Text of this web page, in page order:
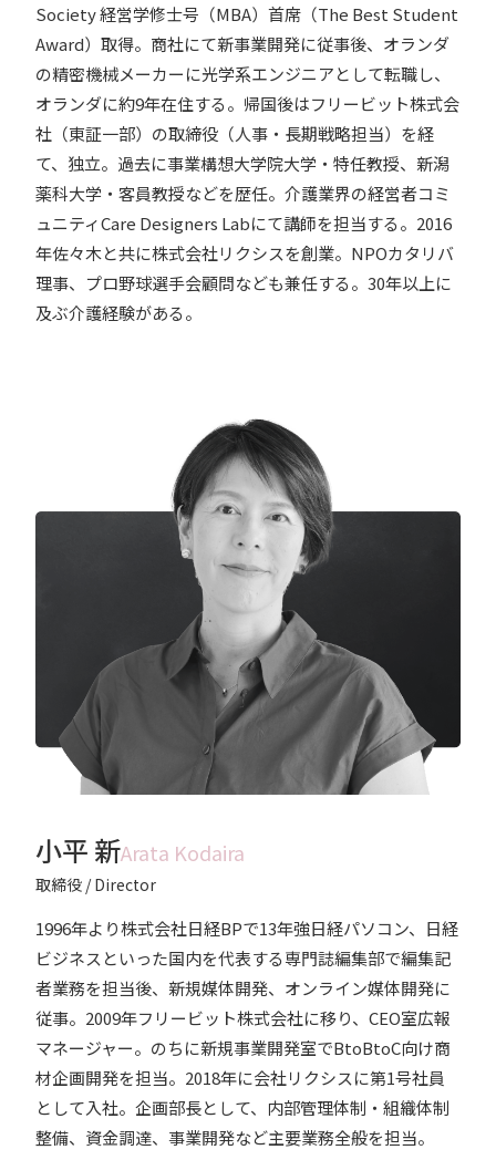
Society 経営学修士号（MBA）首席（The Best Student
Award）取得。商社にて新事業開発に従事後、オランダ
の精密機械メーカーに光学系エンジニアとして転職し、
オランダに約9年在住する。帰国後はフリービット株式会
社（東証一部）の取締役（人事・長期戦略担当）を経
て、独立。過去に事業構想大学院大学・特任教授、新潟
薬科大学・客員教授などを歴任。介護業界の経営者コミ
ュニティCare Designers Labにて講師を担当する。2016
年佐々木と共に株式会社リクシスを創業。NPOカタリバ
理事、プロ野球選手会顧問なども兼任する。30年以上に
及ぶ介護経験がある。
小平 新Arata Kodaira
取締役 / Director
1996年より株式会社日経BPで13年強日経パソコン、日経
ビジネスといった国内を代表する専門誌編集部で編集記
者業務を担当後、新規媒体開発、オンライン媒体開発に
従事。2009年フリービット株式会社に移り、CEO室広報
マネージャー。のちに新規事業開発室でBtoBtoC向け商
材企画開発を担当。2018年に会社リクシスに第1号社員
として入社。企画部長として、内部管理体制・組織体制
整備、資金調達、事業開発など主要業務全般を担当。